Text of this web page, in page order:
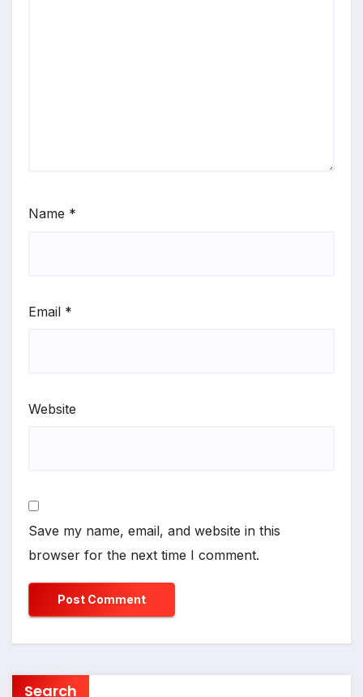
Name *
Email *
Website
Save my name, email, and website in this
browser for the next time I comment.
Search